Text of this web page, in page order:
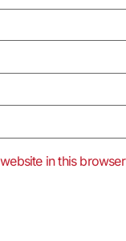
in this